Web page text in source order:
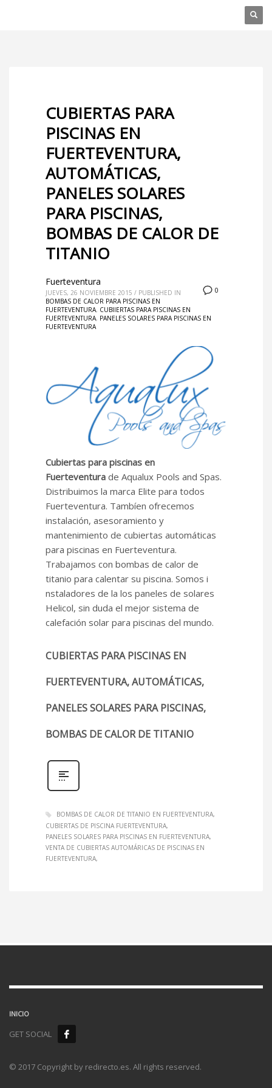
CUBIERTAS PARA
PISCINAS EN
FUERTEVENTURA,
AUTOMÁTICAS,
PANELES SOLARES
PARA PISCINAS,
BOMBAS DE CALOR DE
TITANIO
0
Fuerteventura
JUEVES, 26 NOVIEMBRE 2015 / PUBLISHED IN
BOMBAS DE CALOR PARA PISCINAS EN
FUERTEVENTURA, CUBIIERTAS PARA PISCINAS EN
FUERTEVENTURA, PANELES SOLARES PARA PISCINAS EN
FUERTEVENTURA
Cubiertas para piscinas en
Fuerteventura de Aqualux Pools and Spas.
Distribuimos la marca Elite para todos
Fuerteventura. Tambíen ofrecemos
instalación, asesoramiento y
mantenimiento de cubiertas automáticas
para piscinas en Fuerteventura.
Trabajamos con bombas de calor de
titanio para calentar su piscina. Somos i
nstaladores de la los paneles de solares
Helicol, sin duda el mejor sistema de
calefación solar para piscinas del mundo.
CUBIERTAS PARA PISCINAS EN
FUERTEVENTURA, AUTOMÁTICAS,
PANELES SOLARES PARA PISCINAS,
BOMBAS DE CALOR DE TITANIO
BOMBAS DE CALOR DE TITANIO EN FUERTEVENTURA
CUBIERTAS DE PISCINA FUERTEVENTURA
PANELES SOLARES PARA PISCINAS EN FUERTEVENTURA
VENTA DE CUBIERTAS AUTOMÁRICAS DE PISCINAS EN
FUERTEVENTURA
INICIO
GET SOCIAL
© 2017 Copyright by redirecto.es. All rights reserved.